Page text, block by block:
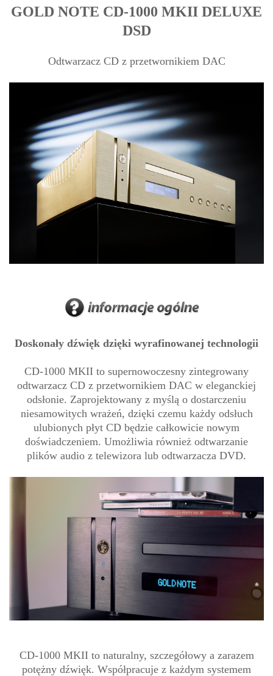
GOLD NOTE CD-1000 MKII DELUXE
DSD
Odtwarzacz CD z przetwornikiem DAC
Doskonały dźwięk dzięki wyrafinowanej technologii
CD-1000 MKII to supernowoczesny zintegrowany
odtwarzacz CD z przetwornikiem DAC w eleganckiej
odsłonie. Zaprojektowany z myślą o dostarczeniu
niesamowitych wrażeń, dzięki czemu każdy odsłuch
ulubionych płyt CD będzie całkowicie nowym
doświadczeniem. Umożliwia również odtwarzanie
plików audio z telewizora lub odtwarzacza DVD.
CD-1000 MKII to naturalny, szczegółowy a zarazem
potężny dźwięk. Współpracuje z każdym systemem